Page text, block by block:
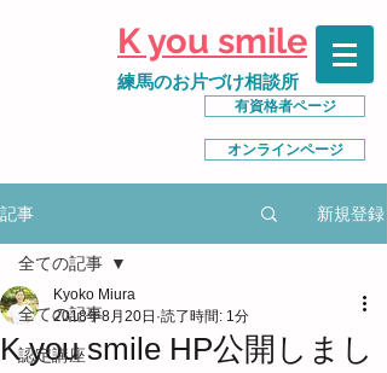
K you smile
練馬のお片づけ相談所
有資格者ページ
オンラインページ
記事 新規登録
全ての記事
認定講座
全ての記事
K you smile HP公開しまし
Kyoko Miura
2018年8月20日 読了時間: 1分